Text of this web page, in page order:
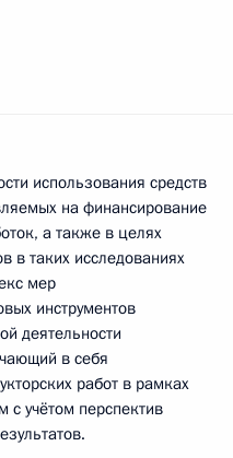
использования средств
на финансирование
а также в целях
в таких исследованиях
мер
инструментов
деятельности
в себя
работ в рамках
учётом перспектив